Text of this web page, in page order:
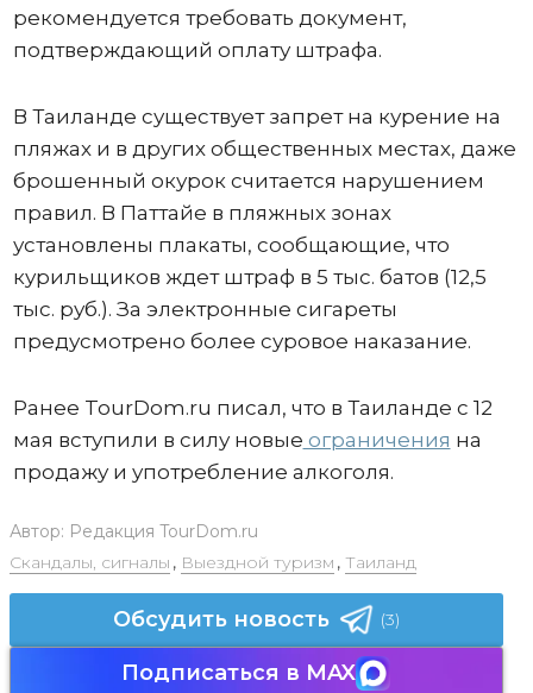
рекомендуется требовать документ,
подтверждающий оплату штрафа.
В Таиланде существует запрет на курение на
пляжах и в других общественных местах, даже
брошенный окурок считается нарушением
правил. В Паттайе в пляжных зонах
установлены плакаты, сообщающие, что
курильщиков ждет штраф в 5 тыс. батов (12,5
тыс. руб.). За электронные сигареты
предусмотрено более суровое наказание.
Ранее TourDom.ru писал, что в Таиланде с 12
мая вступили в силу новые ограничения на
продажу и употребление алкоголя.
Автор: Редакция TourDom.ru
Скандалы, сигналы , Выездной туризм , Таиланд
Обсудить новость (3)
Подписаться в MAX